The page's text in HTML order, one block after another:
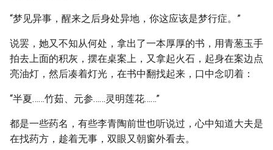
“梦见异事，醒来之后身处异地，你这应该是梦行症。”
说罢，她又不知从何处，拿出了一本厚厚的书，用青葱玉手
拍去上面的积灰，摆在桌案上，又拿起火石，起身在案边点
亮油灯，然后凑着灯光，在书中翻找起来，口中念叨着：
“半夏……竹茹、元参……灵明莲花……”
都是一些药名，有些李青陶前世也听说过，心中知道大夫是
在找药方，趁着无事，双眼又朝窗外看去。